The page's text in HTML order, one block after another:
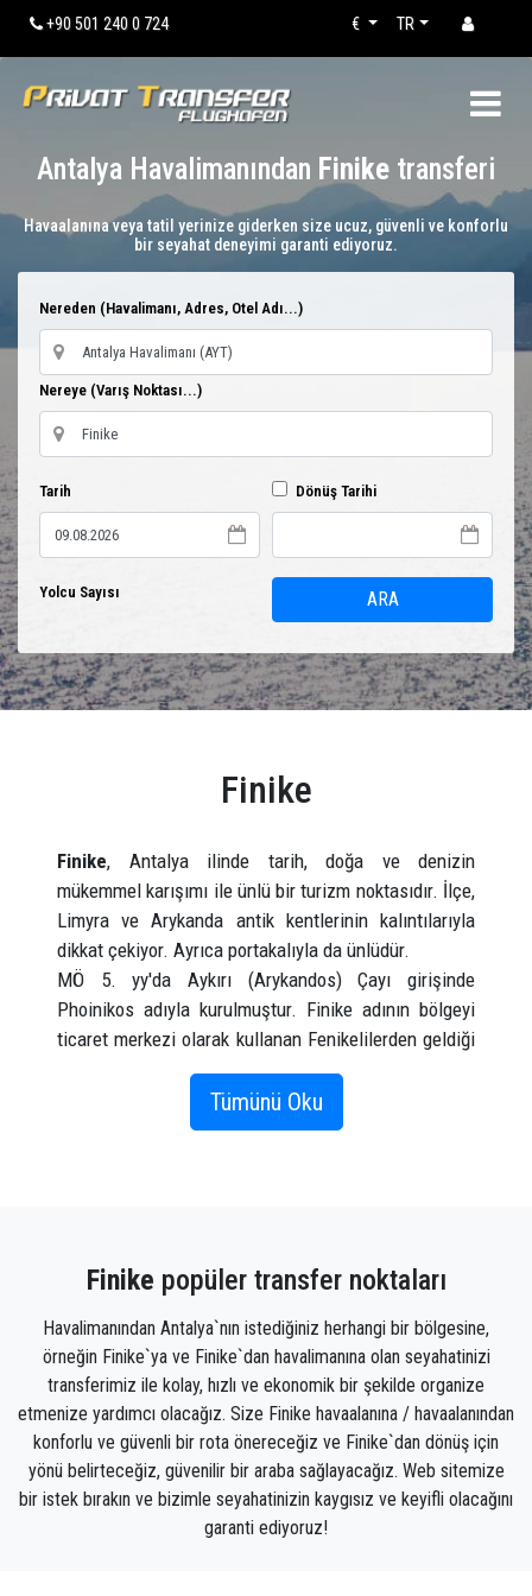
+90 501 240 0 724 TR
€
Antalya Havalimanından Finike transferi
Havaalanına veya tatil yerinize giderken size ucuz, güvenli ve konforlu
bir seyahat deneyimi garanti ediyoruz.
Nereden (Havalimanı, Adres, Otel Adı...)
Nereye (Varış Noktası...)
Tarih Dönüş Tarihi
Yolcu Sayısı ARA
Finike
Finike, Antalya ilinde tarih, doğa ve denizin
mükemmel karışımı ile ünlü bir turizm noktasıdır. İlçe,
Limyra ve Arykanda antik kentlerinin kalıntılarıyla
dikkat çekiyor. Ayrıca portakalıyla da ünlüdür.
MÖ 5. yy'da Aykırı (Arykandos) Çayı girişinde
Phoinikos adıyla kurulmuştur. Finike adının bölgeyi
ticaret merkezi olarak kullanan Fenikelilerden geldiği
sanılmaktadır. Bölgenin başkenti olan Limyra,
tarımsal ürünlerinin ihracatının yapıldığı liman olarak
Köyü'ndeki ören yerine yapacağınız bir gezinti ile
hakkında arkeolojik ve yazılı kaynaklarca desteklenen
bir bilgi bulunmamaktadır. Arykanda adının filolojik
açıdan yerli bir isim olması nedeniyle eski bir
yerleşim yeri olarak bilinmektedir.
Finike'de araç kiralayabilir veya Finike'de şoförlü özel
aracınızı rezerve ederek yolculuğunuza
Tümünü Oku
Finike popüler transfer noktaları
Havalimanından Antalya`nın istediğiniz herhangi bir bölgesine,
örneğin Finike`ya ve Finike`dan havalimanına olan seyahatinizi
transferimiz ile kolay, hızlı ve ekonomik bir şekilde organize
etmenize yardımcı olacağız. Size Finike havaalanına / havaalanından
konforlu ve güvenli bir rota önereceğiz ve Finike`dan dönüş için
yönü belirteceğiz, güvenilir bir araba sağlayacağız. Web sitemize
bir istek bırakın ve bizimle seyahatinizin kaygısız ve keyifli olacağını
garanti ediyoruz!